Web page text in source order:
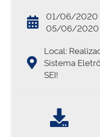
01/06/2020
05/06/2020
Local:
Sistema
SEI!